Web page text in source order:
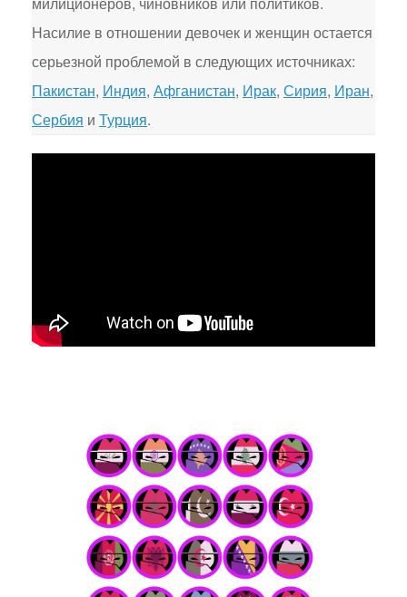
Насилие в отношении девочек и женщин остается
серьезной проблемой в следующих источниках:
Пакистан, Индия, Афганистан, Ирак, Сирия, Иран,
Сербия и Турция.